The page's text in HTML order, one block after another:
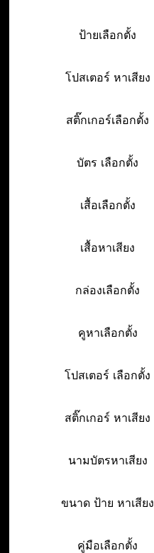
ป้ายเลือกตั้ง
โปสเตอร์ หาเสียง
สติ๊กเกอร์เลือกตั้ง
บัตร เลือกตั้ง
เสื้อเลือกตั้ง
เสื้อหาเสียง
กล่องเลือกตั้ง
คูหาเลือกตั้ง
โปสเตอร์ เลือกตั้ง
สติ๊กเกอร์ หาเสียง
นามบัตรหาเสียง
ขนาด ป้าย หาเสียง
คู่มือเลือกตั้ง